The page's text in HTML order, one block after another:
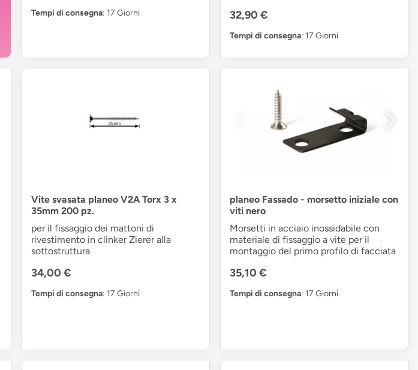
Tempi di consegna: 17 Giorni 32,90 €
Tempi di consegna: 17 Giorni
Vite svasata planeo V2A Torx 3 x
35mm 200 pz.
per il fissaggio dei mattoni di
rivestimento in clinker Zierer alla
sottostruttura
34,00 €
Tempi di consegna: 17 Giorni
planeo Fassado - morsetto iniziale con
viti nero
Morsetti in acciaio inossidabile con
materiale di fissaggio a vite per il
montaggio del primo profilo di facciata
35,10 €
Tempi di consegna: 17 Giorni